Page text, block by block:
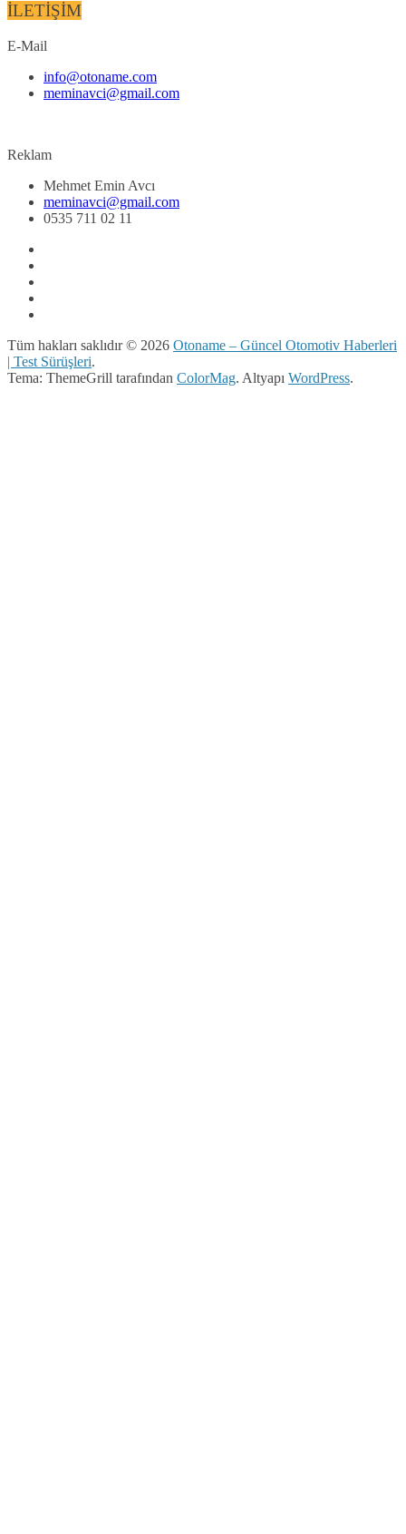
İLETİŞİM
E-Mail
info@otoname.com
meminavci@gmail.com
Reklam
Mehmet Emin Avcı
meminavci@gmail.com
0535 711 02 11
Tüm hakları saklıdır © 2026 Otoname – Güncel Otomotiv Haberleri
| Test Sürüşleri.
Tema: ThemeGrill tarafından ColorMag. Altyapı WordPress.